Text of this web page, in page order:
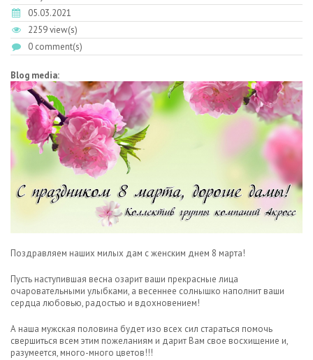
05.03.2021
2259 view(s)
0 comment(s)
Blog media:
Поздравляем наших милых дам с женским днем 8 марта!
Пусть наступившая весна озарит ваши прекрасные лица
очаровательными улыбками, а весеннее солнышко наполнит ваши
сердца любовью, радостью и вдохновением!
А наша мужская половина будет изо всех сил стараться помочь
свершиться всем этим пожеланиям и дарит Вам свое восхищение и,
разумеется, много-много цветов!!!